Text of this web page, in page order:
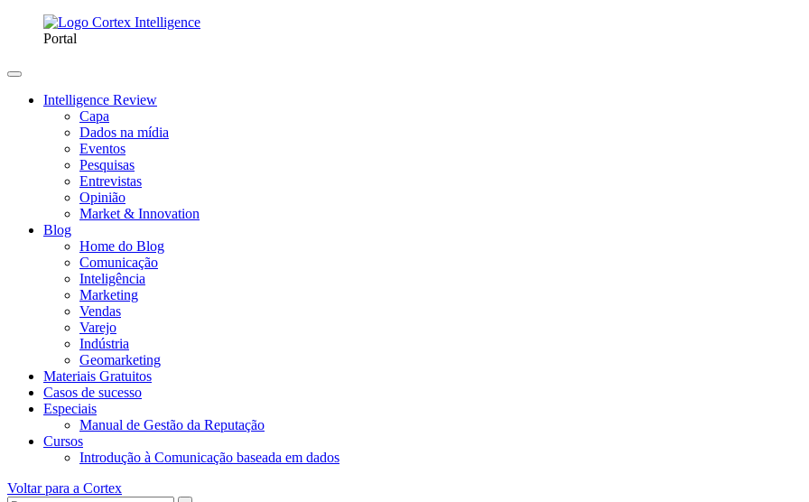
Portal
Intelligence Review
Capa
Dados na mídia
Eventos
Pesquisas
Entrevistas
Opinião
Market & Innovation
Blog
Home do Blog
Comunicação
Inteligência
Marketing
Vendas
Varejo
Indústria
Geomarketing
Materiais Gratuitos
Casos de sucesso
Especiais
Manual de Gestão da Reputação
Cursos
Introdução à Comunicação baseada em dados
Voltar para a Cortex